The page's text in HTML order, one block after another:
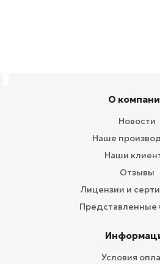
О
Новости
Наше
Наши
Отзывы
Лицензии и
Условия